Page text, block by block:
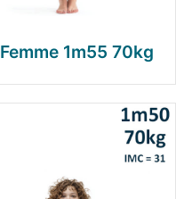
Femme 1m55 70kg